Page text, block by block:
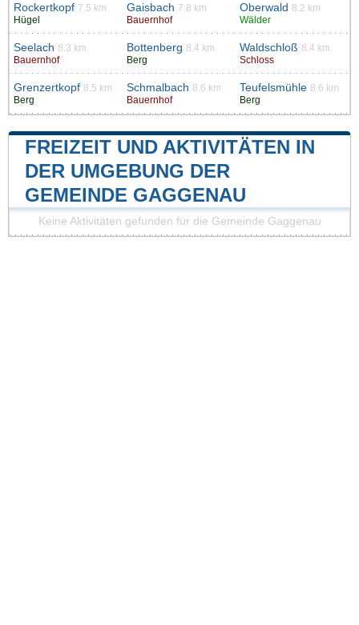
Rockertkopf 7.5 km
Hügel
Gaisbach 7.8 km
Bauernhof
Oberwald 8.2 km
Wälder
Seelach 8.3 km
Bauernhof
Bottenberg 8.4 km
Berg
Waldschloß 8.4 km
Schloss
Grenzertkopf 8.5 km
Berg
Schmalbach 8.6 km
Bauernhof
Teufelsmühle 8.6 km
Berg
FREIZEIT UND AKTIVITÄTEN IN
DER UMGEBUNG DER
GEMEINDE GAGGENAU
Keine Aktivitäten gefunden für die Gemeinde Gaggenau